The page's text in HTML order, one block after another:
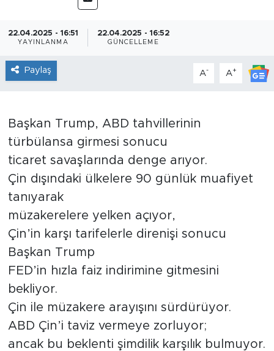
22.04.2025 - 16:51
YAYINLANMA
22.04.2025 - 16:52
GÜNCELLEME
Paylaş A- A+
Başkan Trump, ABD tahvillerinin
türbülansa girmesi sonucu
ticaret savaşlarında denge arıyor.
Çin dışındaki ülkelere 90 günlük muafiyet
tanıyarak
müzakerelere yelken açıyor,
Çin’in karşı tarifelerle direnişi sonucu
Başkan Trump
FED’in hızla faiz indirimine gitmesini
bekliyor.
Çin ile müzakere arayışını sürdürüyor.
ABD Çin’i taviz vermeye zorluyor;
ancak bu beklenti şimdilik karşılık bulmuyor.
Tarihçe
Resmi İlanlar
Söyleşi
Foto Şaka
Teknoloji
Politika